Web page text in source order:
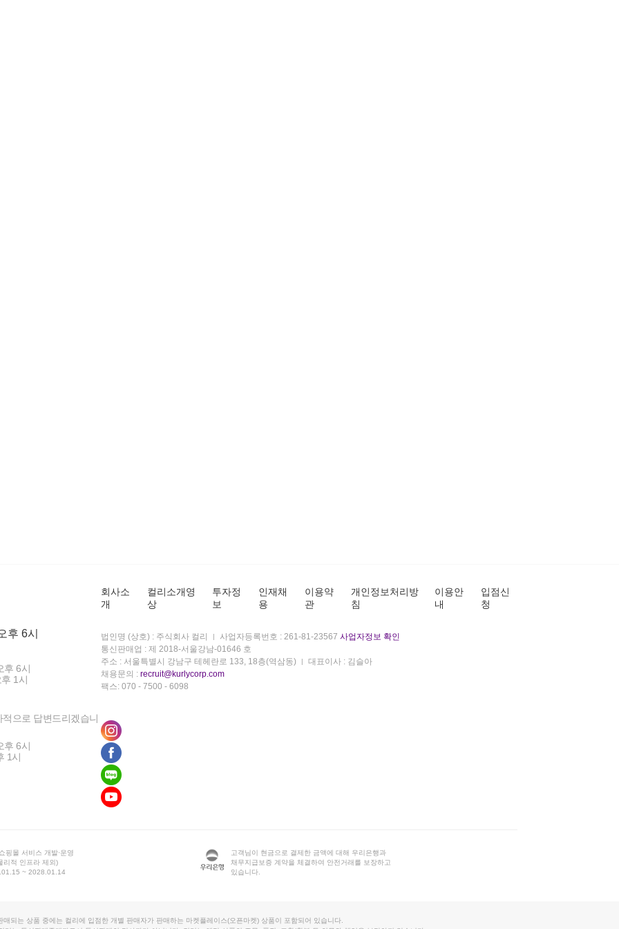
후 6시
후 6시
1시
으로 답변드리겠습니
후 6시
1시
회사소
개
컬리소개영
상
투자정
보
인재채
용
이용약
관
개인정보처리방
침
이용안
내
입점신
청
법인명 (상호) : 주식회사 컬리 사업자등록번호 : 261-81-23567 사업자정보 확인
통신판매업 : 제 2018-서울강남-01646 호
주소 : 서울특별시 강남구 테헤란로 133, 18층(역삼동)
대표이사 : 김슬아
채용문의 : recruit@kurlycorp.com
팩스: 070 - 7500 - 6098
핑몰 서비스 개발·운영
리적 인프라 제외)
~ 2028.01.14
고객님이 현금으로 결제한 금액에 대해 우리은행과
채무지급보증 계약을 체결하여 안전거래를 보장하고
있습니다.
매되는 상품 중에는 컬리에 입점한 개별 판매자가 판매하는 마켓플레이스(오픈마켓) 상품이 포함되어 있습니다.